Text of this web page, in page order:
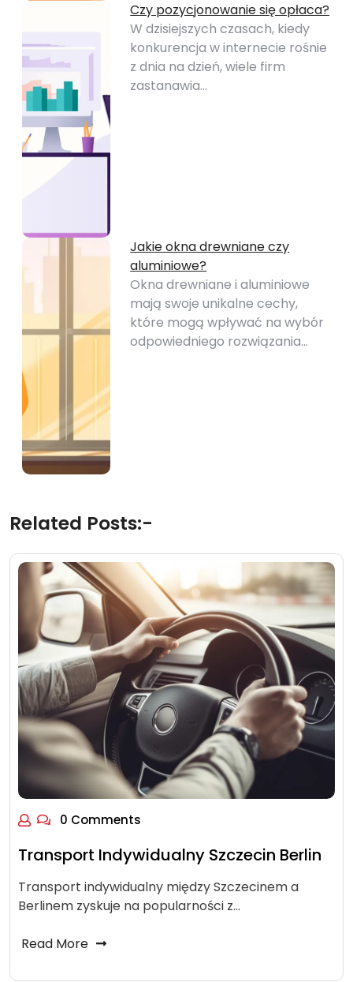
Czy pozycjonowanie się opłaca?
W dzisiejszych czasach, kiedy
konkurencja w internecie rośnie
z dnia na dzień, wiele firm
zastanawia…
Jakie okna drewniane czy
aluminiowe?
Okna drewniane i aluminiowe
mają swoje unikalne cechy,
które mogą wpływać na wybór
odpowiedniego rozwiązania…
Related Posts:-
0 Comments
Transport Indywidualny Szczecin Berlin
Transport indywidualny między Szczecinem a
Berlinem zyskuje na popularności z…
Read More